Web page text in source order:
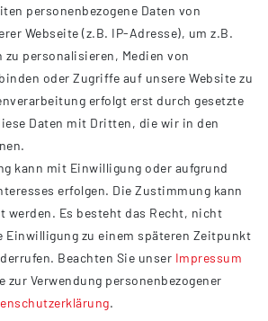
personenbezogene Daten von
Webseite (z.B. IP-Adresse), um z.B.
zu personalisieren, Medien von
oder Zugriffe auf unsere Website zu
erfolgt erst durch gesetzte
Daten mit Dritten, die wir in den
kann mit Einwilligung oder aufgrund
erfolgen. Die Zustimmung kann
werden. Es besteht das Recht, nicht
Einwilligung zu einem späteren Zeitpunkt
Beachten Sie unser Impressum
zur Verwendung personenbezogener
.